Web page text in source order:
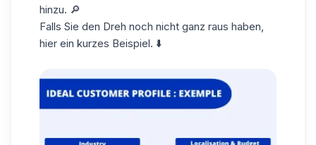
hinzu. 🔎
Falls Sie den Dreh noch nicht ganz raus haben,
hier ein kurzes Beispiel. ⬇️